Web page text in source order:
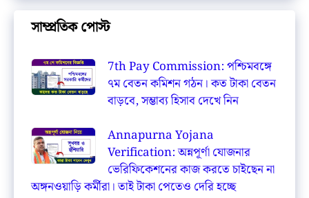
সাম্প্রতিক পোস্ট
7th Pay Commission: পশ্চিমবঙ্গে
৭ম বেতন কমিশন গঠন। কত টাকা বেতন
বাড়বে, সম্ভাব্য হিসাব দেখে নিন
Annapurna Yojana
Verification: অন্নপূর্ণা যোজনার
ভেরিফিকেশনের কাজ করতে চাইছেন না
অঙ্গনওয়াড়ি কর্মীরা। তাই টাকা পেতেও দেরি হচ্ছে